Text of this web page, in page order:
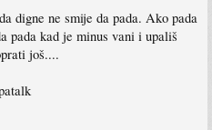
digne ne smije da pada. Ako pada
pada kad je minus vani i upališ
još....